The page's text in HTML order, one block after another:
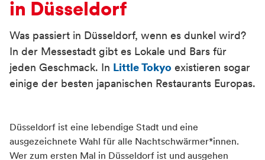
in Düsseldorf
Was passiert in Düsseldorf, wenn es dunkel wird?
In der Messestadt gibt es Lokale und Bars für
jeden Geschmack. In Little Tokyo existieren sogar
einige der besten japanischen Restaurants Europas.
Container
Düsseldorf ist eine lebendige Stadt und eine
ausgezeichnete Wahl für alle Nachtschwärmer*innen.
Wer zum ersten Mal in Düsseldorf ist und ausgehen